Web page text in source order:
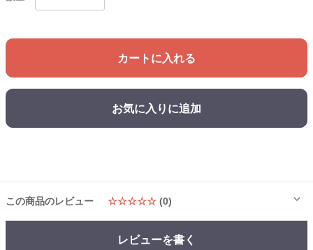
カートに入れる
お気に入りに追加
この商品のレビュー ☆☆☆☆☆ (0)
レビューを書く